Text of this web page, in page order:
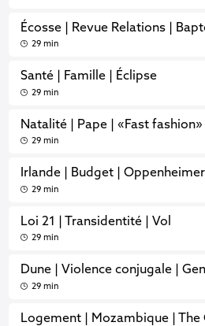
Écosse | Revue Relations |
29 min
Santé | Famille | Éclipse
29 min
Natalité | Pape | «Fast fashion»
29 min
Irlande | Budget | Oppenheimer
29 min
Loi 21 | Transidentité | Vol
29 min
Dune | Violence conjugale |
29 min
Logement | Mozambique | The